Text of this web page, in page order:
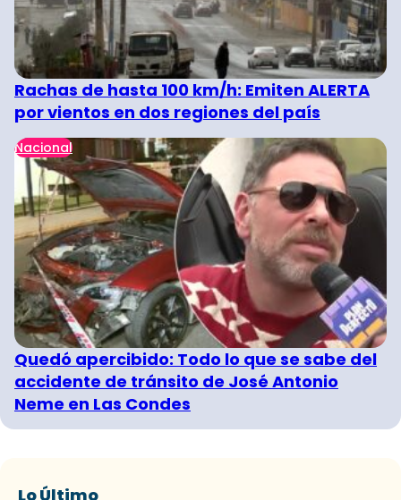
Rachas de hasta 100 km/h: Emiten ALERTA
por vientos en dos regiones del país
Nacional
Quedó apercibido: Todo lo que se sabe del
accidente de tránsito de José Antonio
Neme en Las Condes
Lo Último